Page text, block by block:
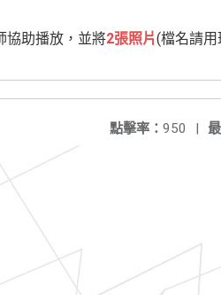
協助播放，並將2張照片(檔名請
點擊率： 950 |